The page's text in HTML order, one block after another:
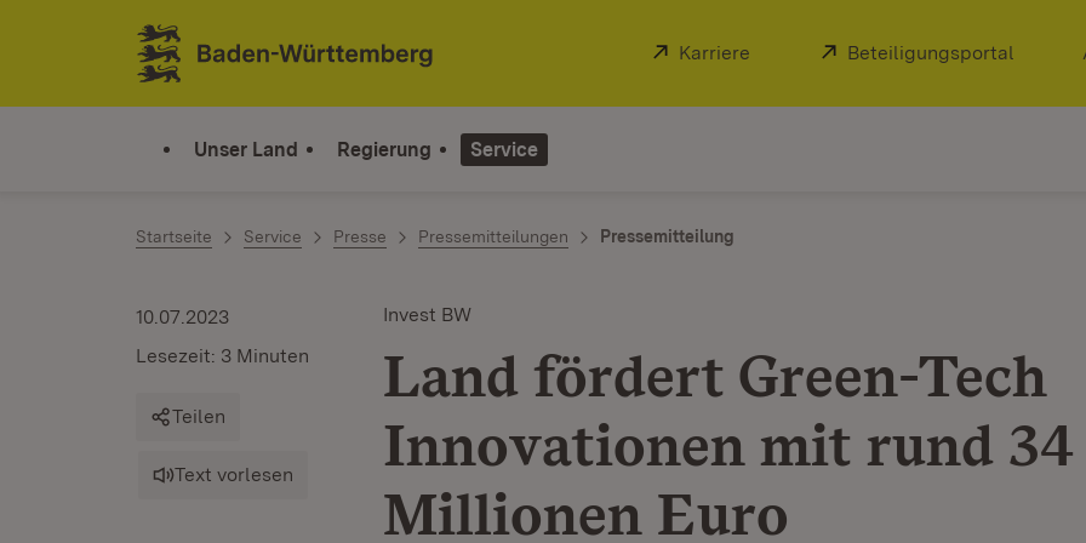
Zum Inhalt springen
Link zur Startseite
Extern:
Karriere (Öffnet in neuem Fenster)
Extern:
Beteiligungsportal
Unser Land Regierung Service
Startseite Service Presse Pressemitteilungen Pressemitteilung
Invest BW
Land fördert Green-Tech
Innovationen mit rund 34
Millionen Euro
10.07.2023
Lesezeit: 3 Minuten
Teilen
Text vorlesen